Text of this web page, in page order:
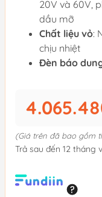
20V và 60V,
dầu mỡ
Chất liệu vỏ:
chịu nhiệt
Đèn báo
(Giá trên đã bao gồm
Trả sau đến 12 tháng